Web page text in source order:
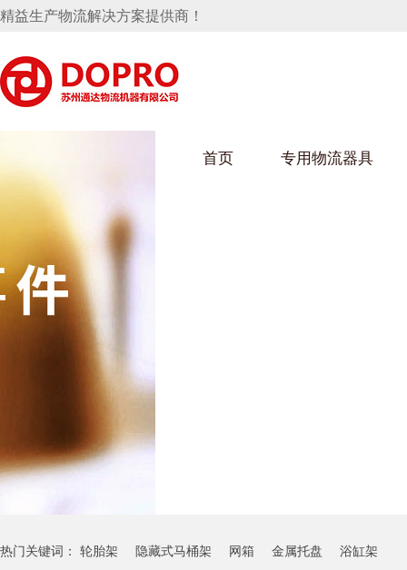
精益生产物流解决方案提供商！
首页 专用物流器具
麻豆天美在线观看架
速箱托盘 保险杠料架
冲压件料架
消声器料架
手推车
气瓶料架
藏式马桶水箱支架
汽车行业
热门关键词： 轮胎架 隐藏式马桶架 网箱 金属托盘 浴缸架